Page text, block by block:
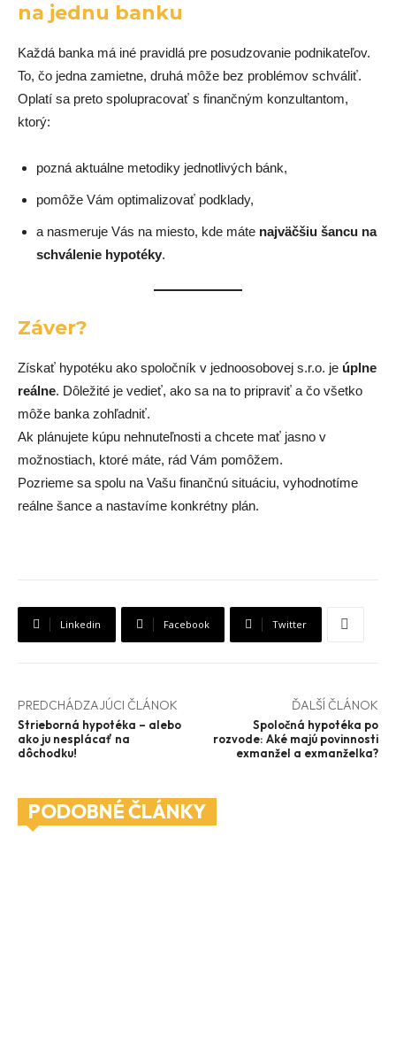
na jednu banku
Každá banka má iné pravidlá pre posudzovanie podnikateľov.
To, čo jedna zamietne, druhá môže bez problémov schváliť.
Oplatí sa preto spolupracovať s finančným konzultantom,
ktorý:
pozná aktuálne metodiky jednotlivých bánk,
pomôže Vám optimalizovať podklady,
a nasmeruje Vás na miesto, kde máte najväčšiu šancu na
schválenie hypotéky.
Záver?
Získať hypotéku ako spoločník v jednoosobovej s.r.o. je úplne
reálne. Dôležité je vedieť, ako sa na to pripraviť a čo všetko
môže banka zohľadniť.
Ak plánujete kúpu nehnuteľnosti a chcete mať jasno v
možnostiach, ktoré máte, rád Vám pomôžem.
Pozrieme sa spolu na Vašu finančnú situáciu, vyhodnotíme
reálne šance a nastavíme konkrétny plán.
Linkedin Facebook Twitter
PREDCHÁDZAJÚCI ČLÁNOK
Strieborná hypotéka – alebo
ako ju nesplácať na
dôchodku!
ĎALŠÍ ČLÁNOK
Spoločná hypotéka po
rozvode: Aké majú povinnosti
exmanžel a exmanželka?
PODOBNÉ ČLÁNKY